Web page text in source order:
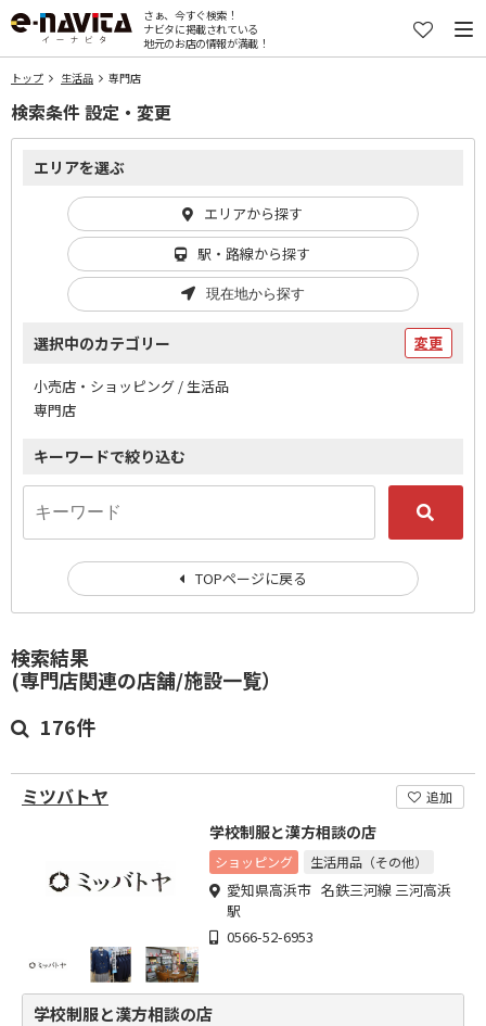
さぁ、今すぐ検索！
ナビタに掲載されている
地元のお店の情報が満載！
トップ 生活品 専門店
検索結果
(専門店関連の店舗/施設一覧）
176件
ミツバトヤ 追加
学校制服と漢方相談の店
ショッピング 生活用品（その他）
愛知県高浜市 名鉄三河線 三河高浜
駅
0566-52-6953
学校制服と漢方相談の店
検索条件 設定・変更
エリアを選ぶ
エリアから探す
駅・路線から探す
現在地から探す
選択中のカテゴリー 変更
小売店・ショッピング / 生活品
専門店
キーワードで絞り込む
TOPページに戻る